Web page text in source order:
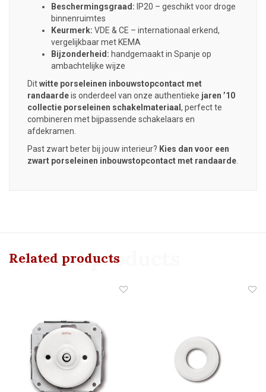
Beschermingsgraad: IP20 – geschikt voor droge
binnenruimtes
Keurmerk: VDE & CE – internationaal erkend,
vergelijkbaar met KEMA
Bijzonderheid: handgemaakt in Spanje op
ambachtelijke wijze
Ditwitte porseleinen inbouwstopcontact met
randaardeis onderdeel van onze authentieke jaren ’10
collectie porseleinen schakelmateriaal , perfect te
combineren met bijpassende schakelaars en
afdekramen.
Past zwart beter bij jouw interieur? Kies dan voor een
zwart porseleinen inbouwstopcontact met randaarde
Related products
Related products